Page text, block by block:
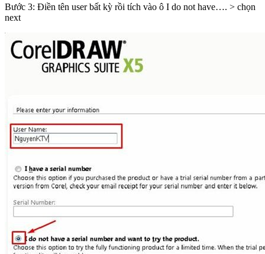
Bước 3: Điền tên user bất kỳ rồi tích vào ô I do not have…. > chọn
next